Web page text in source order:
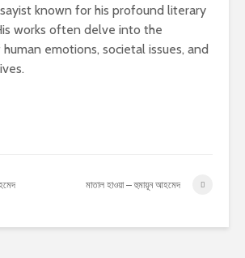
known for his profound literary
works often delve into the
emotions, societal issues, and
মাতাল হাওয়া – হুমায়ূন আহমেদ